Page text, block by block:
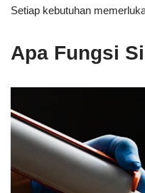
Setiap kebutuhan
Apa Fungsi